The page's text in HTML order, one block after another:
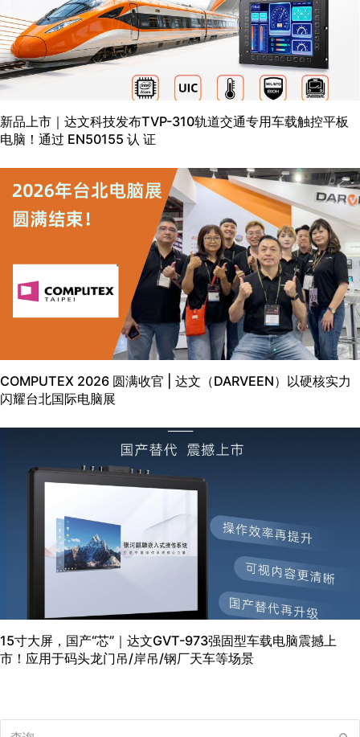
新品上市｜达文科技发布TVP-310轨道交通专用车载触控平板
电脑！通过 EN50155 认 证
COMPUTEX 2026 圆满收官 | 达文（DARVEEN）以硬核实力
闪耀台北国际电脑展
15寸大屏，国产“芯”｜达文GVT-973强固型车载电脑震撼上
市！应用于码头龙门吊/岸吊/钢厂天车等场景